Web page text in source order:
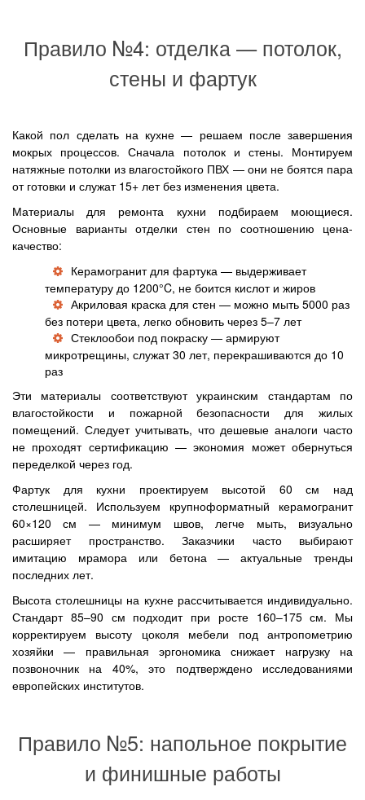
Правило №4: отделка — потолок,
стены и фартук
Какой пол сделать на кухне — решаем после завершения
мокрых процессов. Сначала потолок и стены. Монтируем
натяжные потолки из влагостойкого ПВХ — они не боятся пара
от готовки и служат 15+ лет без изменения цвета.
Материалы для ремонта кухни подбираем моющиеся.
Основные варианты отделки стен по соотношению цена-
качество:
Керамогранит для фартука — выдерживает
температуру до 1200°C, не боится кислот и жиров
Акриловая краска для стен — можно мыть 5000 раз
без потери цвета, легко обновить через 5–7 лет
Стеклообои под покраску — армируют
микротрещины, служат 30 лет, перекрашиваются до 10
раз
Эти материалы соответствуют украинским стандартам по
влагостойкости и пожарной безопасности для жилых
помещений. Следует учитывать, что дешевые аналоги часто
не проходят сертификацию — экономия может обернуться
переделкой через год.
Фартук для кухни проектируем высотой 60 см над
столешницей. Используем крупноформатный керамогранит
60×120 см — минимум швов, легче мыть, визуально
расширяет пространство. Заказчики часто выбирают
имитацию мрамора или бетона — актуальные тренды
последних лет.
Высота столешницы на кухне рассчитывается индивидуально.
Стандарт 85–90 см подходит при росте 160–175 см. Мы
корректируем высоту цоколя мебели под антропометрию
хозяйки — правильная эргономика снижает нагрузку на
позвоночник на 40%, это подтверждено исследованиями
европейских институтов.
Правило №5: напольное покрытие
и финишные работы